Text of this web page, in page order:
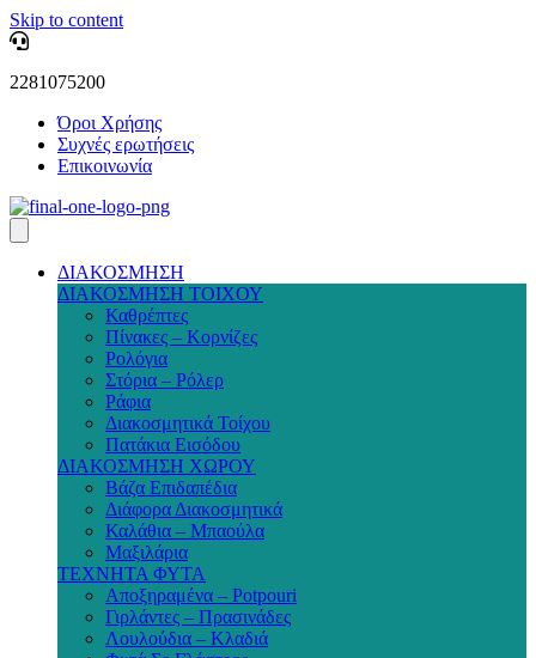
Skip to content
2281075200
Όροι Χρήσης
Συχνές ερωτήσεις
Επικοινωνία
ΔΙΑΚΟΣΜΗΣΗ
ΔΙΑΚΟΣΜΗΣΗ ΤΟΙΧΟΥ
Καθρέπτες
Πίνακες – Κορνίζες
Ρολόγια
Στόρια – Ρόλερ
Ράφια
Διακοσμητικά Τοίχου
Πατάκια Εισόδου
ΔΙΑΚΟΣΜΗΣΗ ΧΩΡΟΥ
Βάζα Επιδαπέδια
Διάφορα Διακοσμητικά
Καλάθια – Μπαούλα
Μαξιλάρια
ΤΕΧΝΗΤΑ ΦΥΤΑ
Αποξηραμένα – Potpouri
Γιρλάντες – Πρασινάδες
Λουλούδια – Κλαδιά